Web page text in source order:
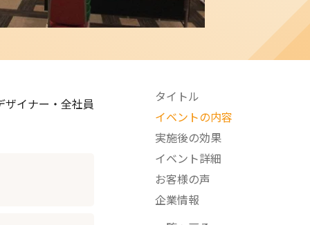
ザイナー・全社員
タイトル
イベントの内容
実施後の効果
イベント詳細
お客様の声
企業情報